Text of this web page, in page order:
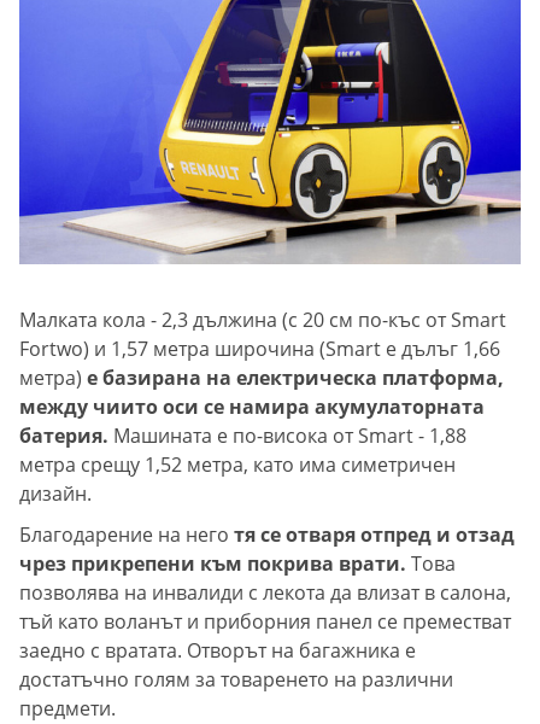
Малката кола - 2,3 дължина (с 20 см по-къс от Smart
Fortwo) и 1,57 метра широчина (Smart е дълъг 1,66
метра) е базирана на електрическа платформа,
между чиито оси се намира акумулаторната
батерия. Машината е по-висока от Smart - 1,88
метра срещу 1,52 метра, като има симетричен
дизайн.
Благодарение на него тя се отваря отпред и отзад
чрез прикрепени към покрива врати. Това
позволява на инвалиди с лекота да влизат в салона,
тъй като воланът и приборния панел се преместват
заедно с вратата. Отворът на багажника е
достатъчно голям за товаренето на различни
предмети.